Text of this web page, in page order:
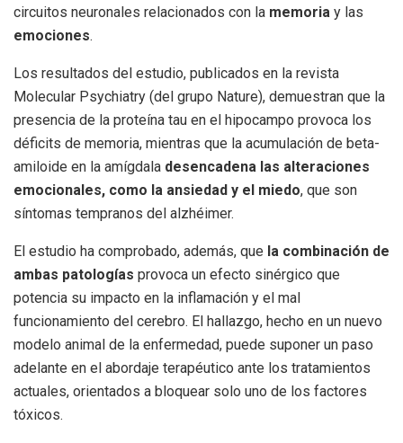
circuitos neuronales relacionados con la memoria y las
emociones.
Los resultados del estudio, publicados en la revista
Molecular Psychiatry (del grupo Nature), demuestran que la
presencia de la proteína tau en el hipocampo provoca los
déficits de memoria, mientras que la acumulación de beta-
amiloide en la amígdala desencadena las alteraciones
emocionales, como la ansiedad y el miedo, que son
síntomas tempranos del alzhéimer.
El estudio ha comprobado, además, que la combinación de
ambas patologías provoca un efecto sinérgico que
potencia su impacto en la inflamación y el mal
funcionamiento del cerebro. El hallazgo, hecho en un nuevo
modelo animal de la enfermedad, puede suponer un paso
adelante en el abordaje terapéutico ante los tratamientos
actuales, orientados a bloquear solo uno de los factores
tóxicos.